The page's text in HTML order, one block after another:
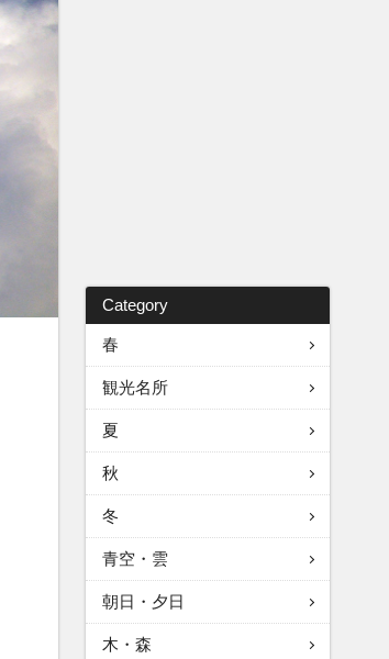
Category
春
観光名所
夏
秋
冬
青空・雲
朝日・夕日
木・森